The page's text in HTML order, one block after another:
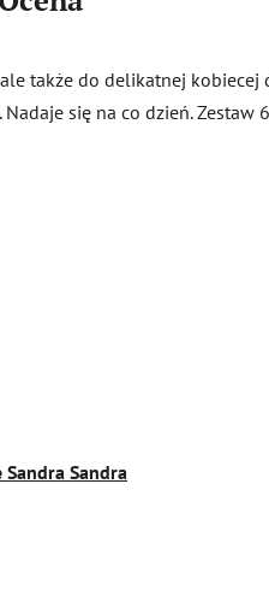
także do delikatnej kobiecej
się na co dzień. Zestaw
Sandra